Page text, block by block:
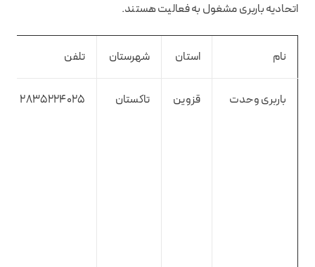
اتحادیه باربری مشغول به فعالیت هستند.
نام استان شهرستان تلفن
باربری وحدت قزوین تاکستان 2835224025